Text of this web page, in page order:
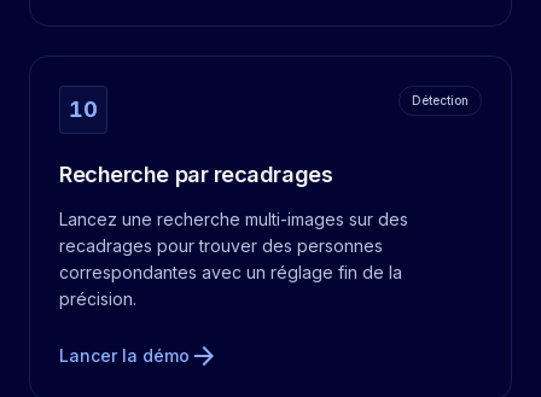
10 Détection
Recherche par recadrages
Lancez une recherche multi-images sur des
recadrages pour trouver des personnes
correspondantes avec un réglage fin de la
précision.
Lancer la démo arrow_forward